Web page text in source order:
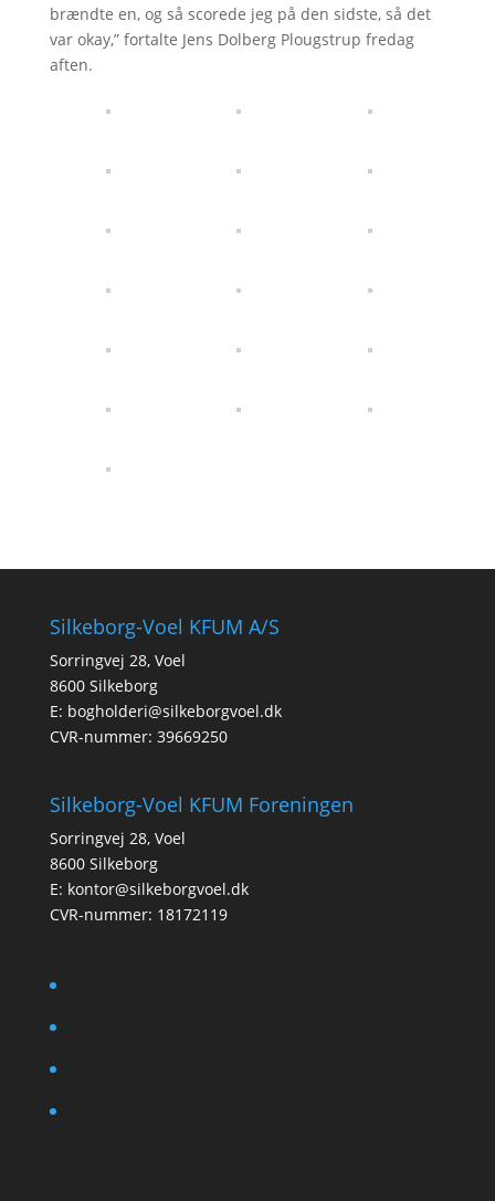
brændte en, og så scorede jeg på den sidste, så det
var okay,” fortalte Jens Dolberg Plougstrup fredag
aften.
Silkeborg-Voel KFUM A/S
Sorringvej 28, Voel
8600 Silkeborg
E: bogholderi@silkeborgvoel.dk
CVR-nummer: 39669250
Silkeborg-Voel KFUM Foreningen
Sorringvej 28, Voel
8600 Silkeborg
E: kontor@silkeborgvoel.dk
CVR-nummer: 18172119